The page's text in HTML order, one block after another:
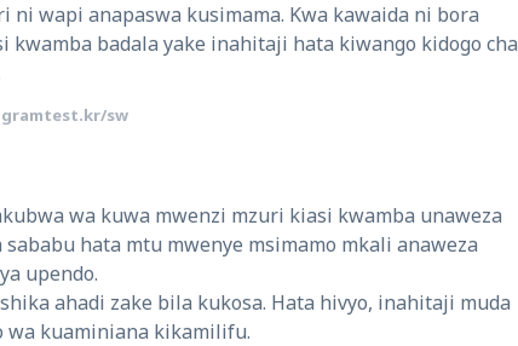
wapi anapaswa kusimama. Kwa kawaida ni bora
badala yake inahitaji hata kiwango kidogo cha
sw
wa kuwa mwenzi mzuri kiasi kwamba unaweza
hata mtu mwenye msimamo mkali anaweza
upendo.
ahadi zake bila kukosa. Hata hivyo, inahitaji muda
wa kuaminiana kikamilifu.